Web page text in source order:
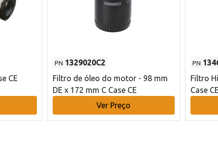
CE
PN 1329020C2
Filtro de óleo do motor - 98 mm
DE x 172 mm C Case CE
Ver Preço
PN
Filtro
Case CE